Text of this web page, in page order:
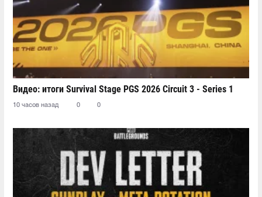
Видео: итоги Survival Stage PGS 2026 Circuit 3 - Series 1
10 часов назад 0 0